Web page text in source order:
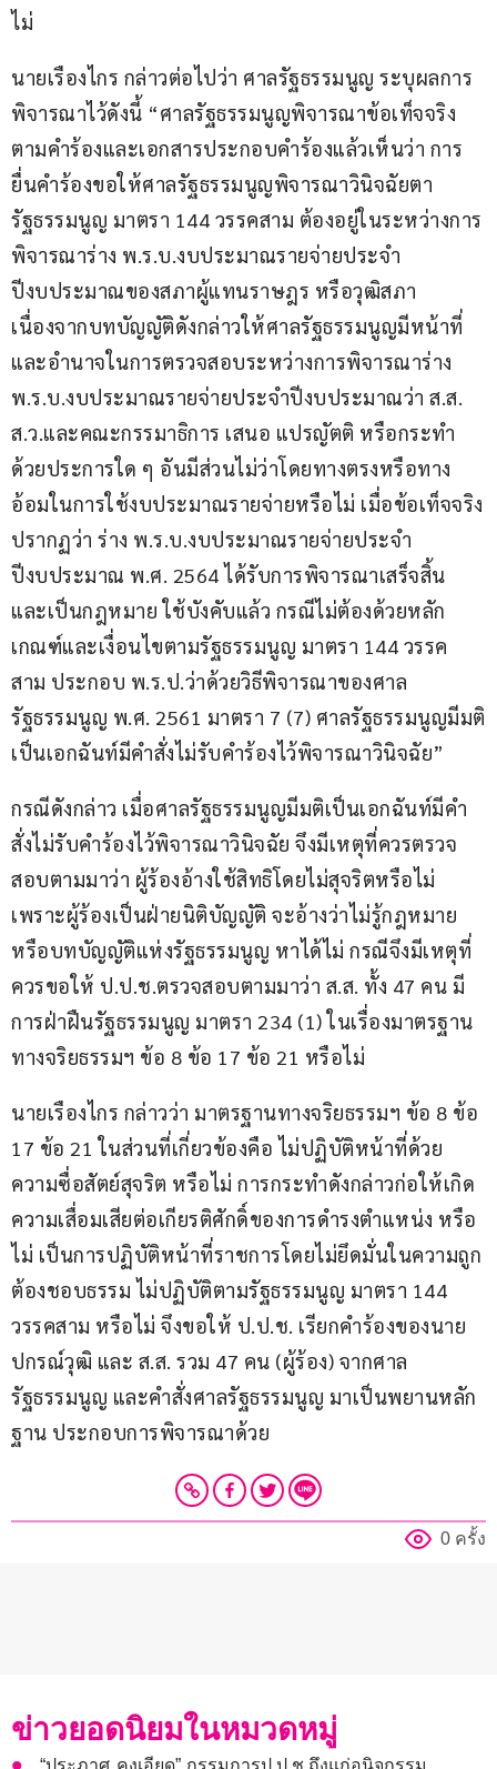
ไม่
นายเรืองไกร กล่าวต่อไปว่า ศาลรัฐธรรมนูญ ระบุผลการ
พิจารณาไว้ดังนี้ “ศาลรัฐธรรมนูญพิจารณาข้อเท็จจริง
ตามคำร้องและเอกสารประกอบคำร้องแล้วเห็นว่า การ
ยื่นคำร้องขอให้ศาลรัฐธรรมนูญพิจารณาวินิจฉัยตา
รัฐธรรมนูญ มาตรา 144 วรรคสาม ต้องอยู่ในระหว่างการ
พิจารณาร่าง พ.ร.บ.งบประมาณรายจ่ายประจำ
ปีงบประมาณของสภาผู้แทนราษฎร หรือวุฒิสภา
เนื่องจากบทบัญญัติดังกล่าวให้ศาลรัฐธรรมนูญมีหน้าที่
และอำนาจในการตรวจสอบระหว่างการพิจารณาร่าง
พ.ร.บ.งบประมาณรายจ่ายประจำปีงบประมาณว่า ส.ส.
ส.ว.และคณะกรรมาธิการ เสนอ แปรญัตติ หรือกระทำ
ด้วยประการใด ๆ อันมีส่วนไม่ว่าโดยทางตรงหรือทาง
อ้อมในการใช้งบประมาณรายจ่ายหรือไม่ เมื่อข้อเท็จจริง
ปรากฏว่า ร่าง พ.ร.บ.งบประมาณรายจ่ายประจำ
ปีงบประมาณ พ.ศ. 2564 ได้รับการพิจารณาเสร็จสิ้น
และเป็นกฎหมาย ใช้บังคับแล้ว กรณีไม่ต้องด้วยหลัก
เกณฑ์และเงื่อนไขตามรัฐธรรมนูญ มาตรา 144 วรรค
สาม ประกอบ พ.ร.ป.ว่าด้วยวิธีพิจารณาของศาล
รัฐธรรมนูญ พ.ศ. 2561 มาตรา 7 (7) ศาลรัฐธรรมนูญมีมติ
เป็นเอกฉันท์มีคำสั่งไม่รับคำร้องไว้พิจารณาวินิจฉัย”
กรณีดังกล่าว เมื่อศาลรัฐธรรมนูญมีมติเป็นเอกฉันท์มีคำ
สั่งไม่รับคำร้องไว้พิจารณาวินิจฉัย จึงมีเหตุที่ควรตรวจ
สอบตามมาว่า ผู้ร้องอ้างใช้สิทธิโดยไม่สุจริตหรือไม่
เพราะผู้ร้องเป็นฝ่ายนิติบัญญัติ จะอ้างว่าไม่รู้กฎหมาย
หรือบทบัญญัติแห่งรัฐธรรมนูญ หาได้ไม่ กรณีจึงมีเหตุที่
ควรขอให้ ป.ป.ช.ตรวจสอบตามมาว่า ส.ส. ทั้ง 47 คน มี
การฝ่าฝืนรัฐธรรมนูญ มาตรา 234 (1) ในเรื่องมาตรฐาน
ทางจริยธรรมฯ ข้อ 8 ข้อ 17 ข้อ 21 หรือไม่
นายเรืองไกร กล่าวว่า มาตรฐานทางจริยธรรมฯ ข้อ 8 ข้อ
17 ข้อ 21 ในส่วนที่เกี่ยวข้องคือ ไม่ปฏิบัติหน้าที่ด้วย
ความซื่อสัตย์สุจริต หรือไม่ การกระทำดังกล่าวก่อให้เกิด
ความเสื่อมเสียต่อเกียรติศักดิ์ของการดำรงตำแหน่ง หรือ
ไม่ เป็นการปฏิบัติหน้าที่ราชการโดยไม่ยึดมั่นในความถูก
ต้องชอบธรรม ไม่ปฏิบัติตามรัฐธรรมนูญ มาตรา 144
วรรคสาม หรือไม่ จึงขอให้ ป.ป.ช. เรียกคำร้องของนาย
ปกรณ์วุฒิ และ ส.ส. รวม 47 คน (ผู้ร้อง) จากศาล
รัฐธรรมนูญ และคำสั่งศาลรัฐธรรมนูญ มาเป็นพยานหลัก
ฐาน ประกอบการพิจารณาด้วย
0 ครั้ง
ข่าวยอดนิยมในหมวดหมู่